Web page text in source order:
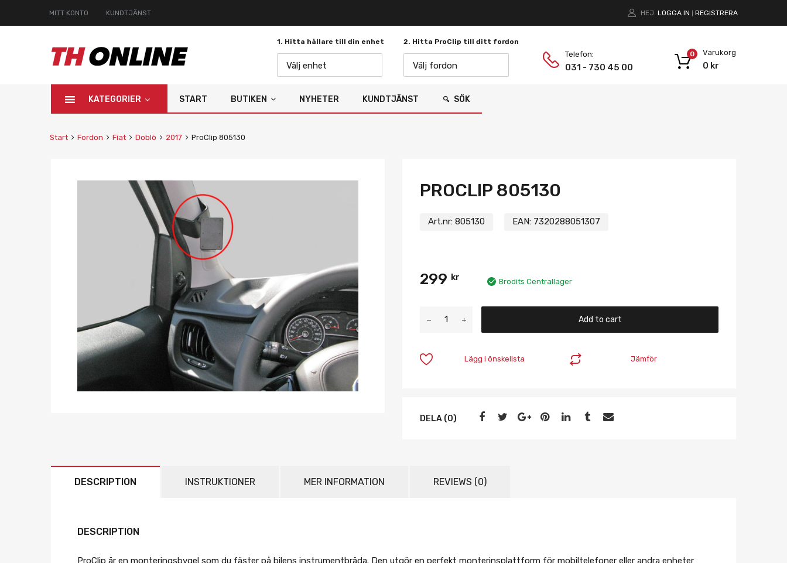
MITT KONTO KUNDTJÄNST HEJ. LOGGA IN REGISTRERA
1. Hitta hållare till din enhet
Välj enhet
2. Hitta ProClip till ditt fordon
Välj fordon
Telefon:
031 - 730 45 00
Varukorg
0 kr
0
KATEGORIER START BUTIKEN NYHETER KUNDTJÄNST SÖK
Start Fordon Fiat Doblò 2017 ProClip 805130
PROCLIP 805130
Art.nr: 805130 EAN: 7320288051307
299 kr Brodits Centrallager
Add to cart
Jämför
Lägg i önskelista
DELA (0)
DESCRIPTION INSTRUKTIONER MER INFORMATION REVIEWS (0)
DESCRIPTION
ProClip är en monteringsbygel som du fäster på bilens instrumentbräda. Den utgör en perfekt monterinsplattform för mobiltelefoner eller andra enheter